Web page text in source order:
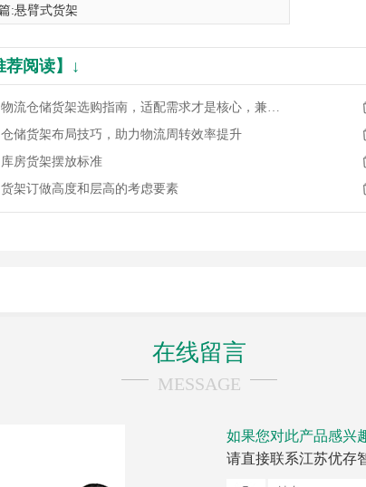
:悬臂式货架
荐阅读】↓
物流仓储货架选购指南，适配需求才是核心，兼顾高效与安全
仓储货架布局技巧，助力物流周转效率提升
库房货架摆放标准
货架订做高度和层高的考虑要素
在线留言
MESSAGE
如果您对此产品感兴
请直接联系江苏优存